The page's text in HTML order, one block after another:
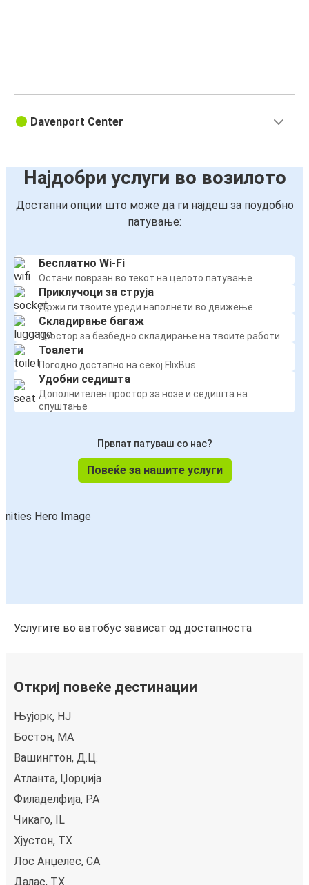
Davenport Center
Најдобри услуги во возилото
Достапни опции што може да ги најдеш за поудобно
патување:
Бесплатно Wi-Fi
Остани поврзан во текот на целото патување
Приклучоци за струја
Држи ги твоите уреди наполнети во движење
Складирање багаж
Простор за безбедно складирање на твоите работи
Тоалети
Погодно достапно на секој FlixBus
Удобни седишта
Дополнителен простор за нозе и седишта на
спуштање
Првпат патуваш со нас?
Повеќе за нашите услуги
Услугите во автобус зависат од достапноста
Откриј повеќе дестинации
Њујорк, НЈ
Бостон, MA
Вашингтон, Д.Ц.
Атланта, Џорџија
Филаделфија, PA
Чикаго, IL
Хјустон, TX
Лос Анџелес, CA
Далас, TX